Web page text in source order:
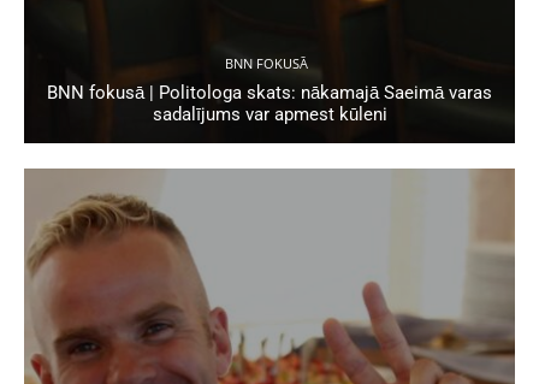
BNN FOKUSĀ
BNN fokusā | Politologa skats: nākamajā Saeimā varas
sadalījums var apmest kūleni